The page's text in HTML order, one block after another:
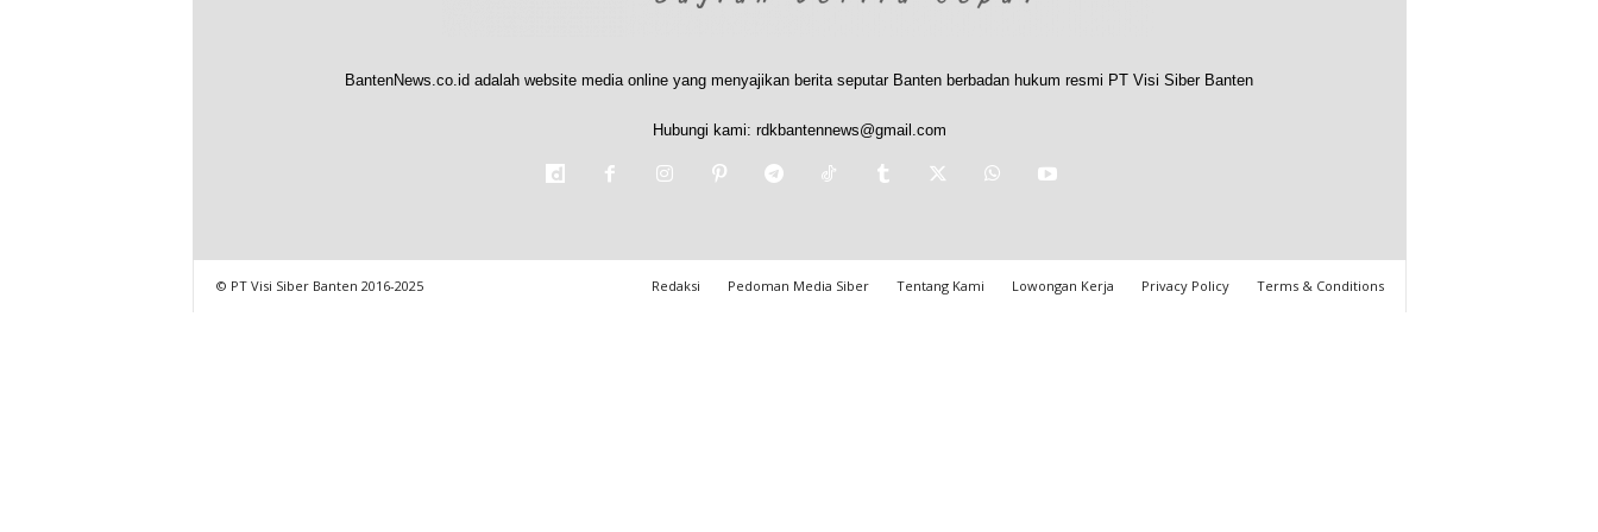
BantenNews.co.id adalah website media online yang menyajikan berita seputar Banten berbadan hukum resmi PT Visi Siber Banten
Hubungi kami: rdkbantennews@gmail.com
Redaksi Pedoman Media Siber Tentang Kami Lowongan Kerja Privacy Policy Terms & Conditions
© PT Visi Siber Banten 2016-2025